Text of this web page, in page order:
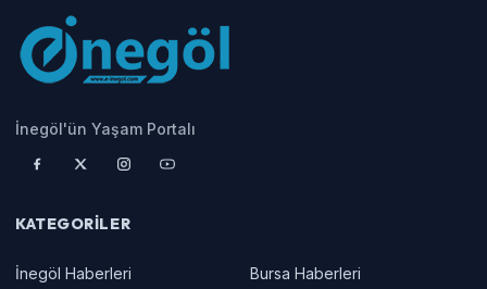
İnegöl'ün Yaşam Portalı
KATEGORILER
İnegöl Haberleri
Bursa Haberleri